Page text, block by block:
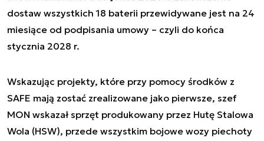
dostaw wszystkich 18 baterii przewidywane jest na 24
miesiące od podpisania umowy – czyli do końca
stycznia 2028 r.
Wskazując projekty, które przy pomocy środków z
SAFE mają zostać zrealizowane jako pierwsze, szef
MON wskazał sprzęt produkowany przez Hutę Stalowa
Wola (HSW), przede wszystkim bojowe wozy piechoty